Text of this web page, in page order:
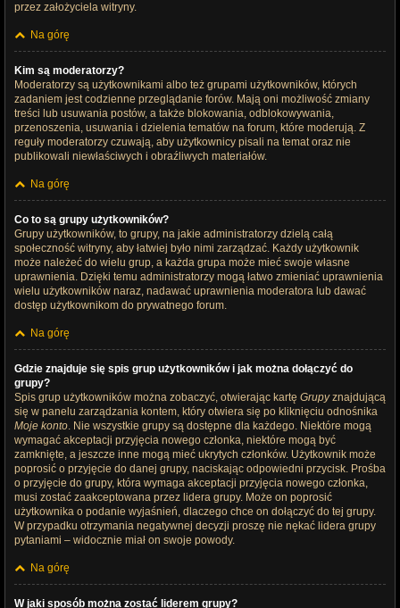
przez założyciela witryny.
Na górę
Kim są moderatorzy?
Moderatorzy są użytkownikami albo też grupami użytkowników, których
zadaniem jest codzienne przeglądanie forów. Mają oni możliwość zmiany
treści lub usuwania postów, a także blokowania, odblokowywania,
przenoszenia, usuwania i dzielenia tematów na forum, które moderują. Z
reguły moderatorzy czuwają, aby użytkownicy pisali na temat oraz nie
publikowali niewłaściwych i obraźliwych materiałów.
Na górę
Co to są grupy użytkowników?
Grupy użytkowników, to grupy, na jakie administratorzy dzielą całą
społeczność witryny, aby łatwiej było nimi zarządzać. Każdy użytkownik
może należeć do wielu grup, a każda grupa może mieć swoje własne
uprawnienia. Dzięki temu administratorzy mogą łatwo zmieniać uprawnienia
wielu użytkowników naraz, nadawać uprawnienia moderatora lub dawać
dostęp użytkownikom do prywatnego forum.
Na górę
Gdzie znajduje się spis grup użytkowników i jak można dołączyć do
grupy?
Spis grup użytkowników można zobaczyć, otwierając kartę Grupyznajdującą
się w panelu zarządzania kontem, który otwiera się po kliknięciu odnośnika
Moje konto. Nie wszystkie grupy są dostępne dla każdego. Niektóre mogą
wymagać akceptacji przyjęcia nowego członka, niektóre mogą być
zamknięte, a jeszcze inne mogą mieć ukrytych członków. Użytkownik może
poprosić o przyjęcie do danej grupy, naciskając odpowiedni przycisk. Prośba
o przyjęcie do grupy, która wymaga akceptacji przyjęcia nowego członka,
musi zostać zaakceptowana przez lidera grupy. Może on poprosić
użytkownika o podanie wyjaśnień, dlaczego chce on dołączyć do tej grupy.
W przypadku otrzymania negatywnej decyzji proszę nie nękać lidera grupy
pytaniami – widocznie miał on swoje powody.
Na górę
W jaki sposób można zostać liderem grupy?